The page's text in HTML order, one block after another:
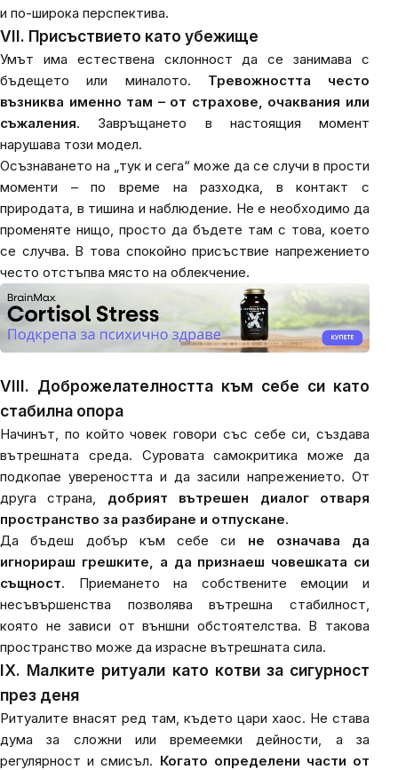
и по-широка перспектива.
VII. Присъствието като убежище
Умът има естествена склонност да се занимава с
бъдещето или миналото. Тревожността често
възниква именно там – от страхове, очаквания или
съжаления. Завръщането в настоящия момент
нарушава този модел.
Осъзнаването на „тук и сега“ може да се случи в прости
моменти – по време на разходка, в контакт с
природата, в тишина и наблюдение. Не е необходимо да
променяте нищо, просто да бъдете там с това, което
се случва. В това спокойно присъствие напрежението
често отстъпва място на облекчение.
VIII. Доброжелателността към себе си като
стабилна опора
Начинът, по който човек говори със себе си, създава
вътрешната среда. Суровата самокритика може да
подкопае увереността и да засили напрежението. От
друга страна, добрият вътрешен диалог отваря
пространство за разбиране и отпускане.
Да бъдеш добър към себе си не означава да
игнорираш грешките, а да признаеш човешката си
същност. Приемането на собствените емоции и
несъвършенства позволява вътрешна стабилност,
която не зависи от външни обстоятелства. В такова
пространство може да израсне вътрешната сила.
IX. Малките ритуали като котви за сигурност
през деня
Ритуалите внасят ред там, където цари хаос. Не става
дума за сложни или времеемки дейности, а за
регулярност и смисъл. Когато определени части от